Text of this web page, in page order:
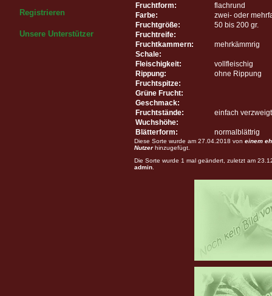
Registrieren
Unsere Unterstützer
Fruchtform:
flachrund
Farbe:
zwei- oder
Fruchtgröße:
50 bis 200 gr.
Fruchtreife:
Fruchtkammern:
mehrkämmrig
Schale:
Fleischigkeit:
vollfleischig
Rippung:
ohne Rippung
Fruchtspitze:
Grüne Frucht:
Geschmack:
Fruchtstände:
einfach verzweigt
Wuchshöhe:
Blätterform:
normalblättrig
Diese Sorte wurde am 27.04.2018 von einem
Nutzerhinzugefügt.
Die Sorte wurde 1 mal geändert, zuletzt am
admin